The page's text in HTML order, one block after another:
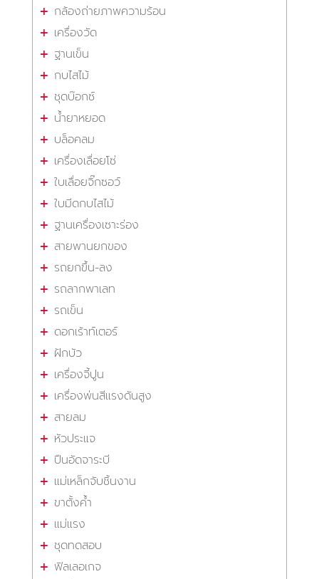
กล้องถ่ายภาพความร้อน
เครื่องวัด
ฐานเข็น
กบไสไม้
ชุดบ๊อกซ์
น้ำยาหยอด
บล็อคลม
เครื่องเลื่อยโซ่
ใบเลื่อยจิ๊กซอว์
ใบมีดกบไสไม้
ฐานเครื่องเซาะร่อง
สายพานยกของ
รถยกขึ้น-ลง
รถลากพาเลท
รถเข็น
ดอกเร้าท์เตอร์
ฝักบัว
เครื่องจี้ปูน
เครื่องพ่นสีแรงดันสูง
สายลม
หัวประแจ
ปืนอัดจาระบี
แม่เหล็กจับชิ้นงาน
ขาตั้งค้ำ
แม่แรง
ชุดทดสอบ
ฟิลเลอเกจ